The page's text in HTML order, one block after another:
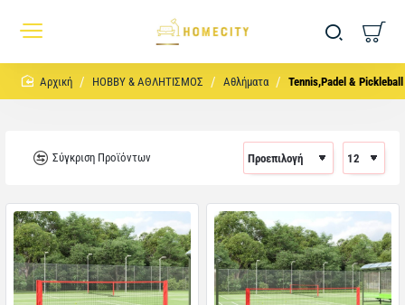
homeHOBBY & ΑΘΛΗΤΙΣΜΟΣ Αθλήματα Tennis,Padel & Pickleball
Σύγκριση Προϊόντων